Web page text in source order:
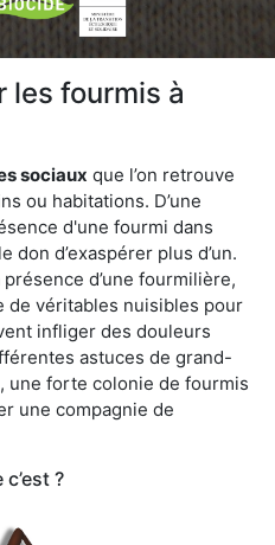
les fourmis à
sociaux que l’on retrouve
ou habitations. D’une
d'une fourmi dans
don d’exaspérer plus d’un.
d’une fourmilière,
de véritables nuisibles pour
infliger des douleurs
astuces de grand-
une forte colonie de fourmis
une compagnie de
?